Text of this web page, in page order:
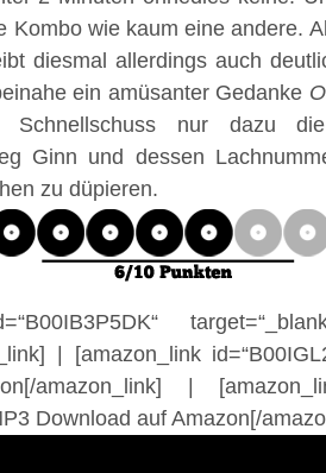
Kombo wie kaum eine andere.
diesmal allerdings auch
ein amüsanter Gedanke
Schnellschuss nur dazu
Ginn und dessen
zu düpieren.
| [amazon_link
amazon_link] |
Download auf Amazon[/